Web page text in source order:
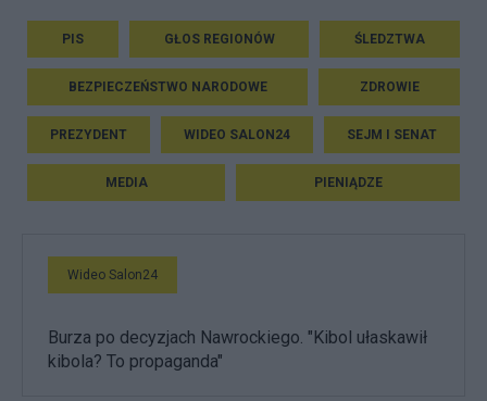
PIS GŁOS REGIONÓW ŚLEDZTWA
BEZPIECZEŃSTWO NARODOWE ZDROWIE
PREZYDENT WIDEO SALON24 SEJM I SENAT
MEDIA PIENIĄDZE
Wideo Salon24
Burza po decyzjach Nawrockiego. "Kibol ułaskawił
kibola? To propaganda"